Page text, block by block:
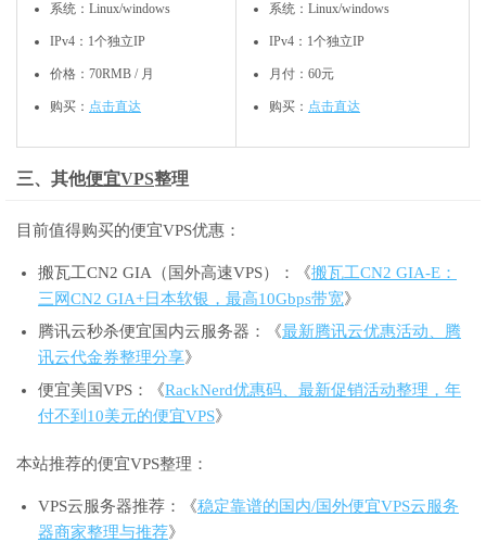
系统：Linux/windows
IPv4：1个独立IP
价格：70RMB / 月
购买： 点击直达
系统：Linux/windows
IPv4：1个独立IP
月付：60元
购买： 点击直达
三、其他便宜VPS整理
目前值得购买的便宜VPS优惠：
搬瓦工CN2 GIA（国外高速VPS）：《搬瓦工CN2 GIA-E：
三网CN2 GIA+日本软银，最高10Gbps带宽》
腾讯云秒杀便宜国内云服务器：《最新腾讯云优惠活动、腾
讯云代金券整理分享》
便宜美国VPS：《RackNerd优惠码、最新促销活动整理，年
付不到10美元的便宜VPS》
本站推荐的便宜VPS整理：
VPS云服务器推荐：《稳定靠谱的国内/国外便宜VPS云服务
器商家整理与推荐》